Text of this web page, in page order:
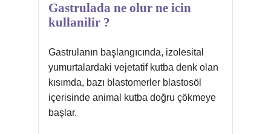
Gastrulada ne olur ne icin
kullanilir ?
Gastrulanın başlangıcında, izolesital
yumurtalardaki vejetatif kutba denk olan
kısımda, bazı blastomerler blastosöl
içerisinde animal kutba doğru çökmeye
başlar.